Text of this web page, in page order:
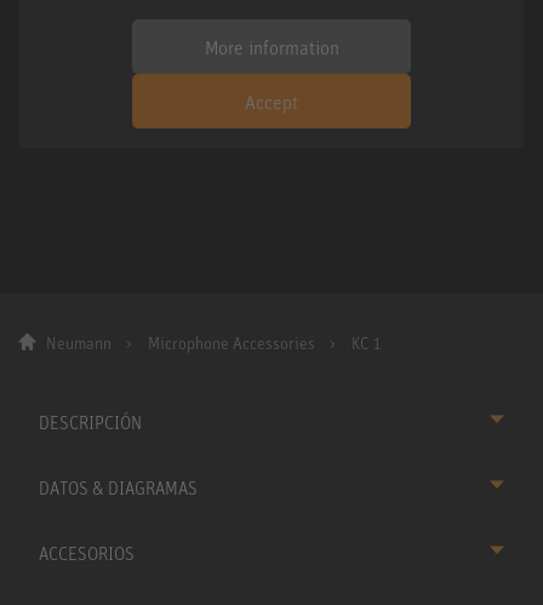
More information
Accept
Neumann Microphone Accessories KC 1
DESCRIPCIÓN
DATOS & DIAGRAMAS
ACCESORIOS